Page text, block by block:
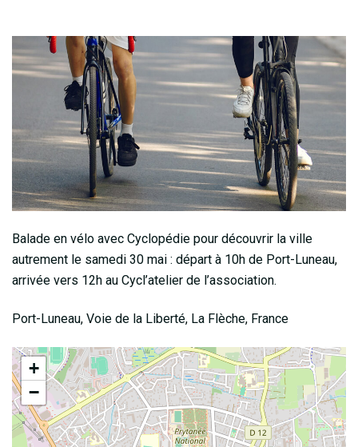
Balade en vélo avec Cyclopédie pour découvrir la ville
autrement le samedi 30 mai : départ à 10h de Port-Luneau,
arrivée vers 12h au Cycl’atelier de l’association.
Port-Luneau, Voie de la Liberté, La Flèche, France
+
−